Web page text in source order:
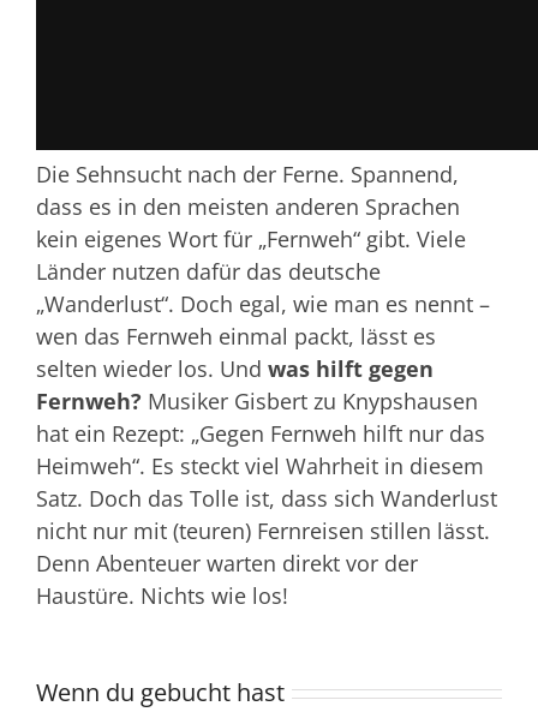
Die Sehnsucht nach der Ferne. Spannend,
dass es in den meisten anderen Sprachen
kein eigenes Wort für „Fernweh“ gibt. Viele
Länder nutzen dafür das deutsche
„Wanderlust“. Doch egal, wie man es nennt –
wen das Fernweh einmal packt, lässt es
selten wieder los. Und was hilft gegen
Fernweh? Musiker Gisbert zu Knypshausen
hat ein Rezept: „Gegen Fernweh hilft nur das
Heimweh“. Es steckt viel Wahrheit in diesem
Satz. Doch das Tolle ist, dass sich Wanderlust
nicht nur mit (teuren) Fernreisen stillen lässt.
Denn Abenteuer warten direkt vor der
Haustüre. Nichts wie los!
Wenn du gebucht hast